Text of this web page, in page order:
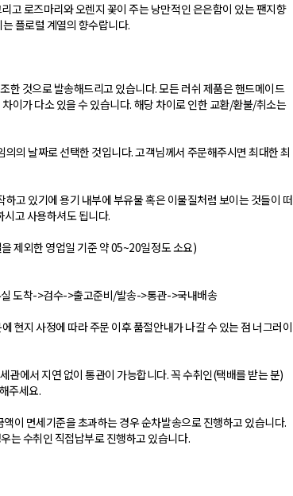
고 로즈마리와 오렌지 꽃이 주는 낭만적인 은은함이 있는 팬지향
플로럴 계열의 향수랍니다.
것으로 발송해드리고 있습니다. 모든 러쉬 제품은 핸드메이드
이가 다소 있을 수 있습니다. 해당 차이로 인한 교환/환불/취소는
의 날짜로 선택한 것입니다. 고객님께서 주문해주시면 최대한 최
고 있기에 용기 내부에 부유물 혹은 이물질처럼 보이는 것들이 떠
고 사용하셔도 됩니다.
제외한 영업일 기준 약 05~20일정도 소요)
도착->검수->출고준비/발송->통관->국내배송
현지 사정에 따라 주문 이후 품절안내가 나갈 수 있는 점 너그러이
에서 지연 없이 통관이 가능합니다. 꼭 수취인(택배를 받는 분)
주세요.
이 면세기준을 초과하는 경우 순차발송으로 진행하고 있습니다.